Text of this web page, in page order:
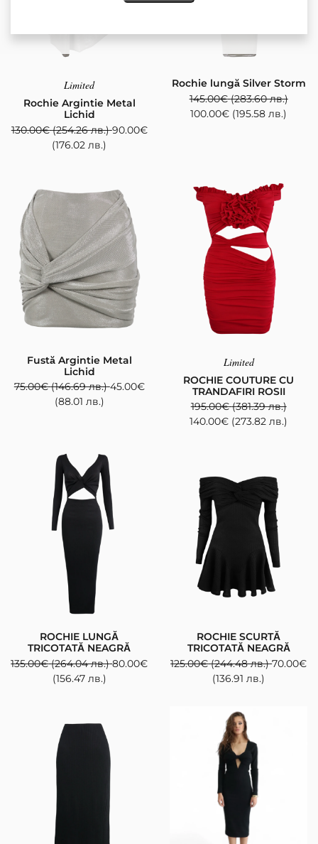
Limited
Rochie Argintie Metal
Lichid
130.00€ (254.26 лв.) 90.00€
(176.02 лв.)
Rochie lungă Silver Storm
145.00€ (283.60 лв.)
100.00€ (195.58 лв.)
Fustă Argintie Metal
Lichid
75.00€ (146.69 лв.) 45.00€
(88.01 лв.)
Limited
ROCHIE COUTURE CU
TRANDAFIRI ROSII
195.00€ (381.39 лв.)
140.00€ (273.82 лв.)
ROCHIE LUNGĂ
TRICOTATĂ NEAGRĂ
135.00€ (264.04 лв.) 80.00€
(156.47 лв.)
ROCHIE SCURTĂ
TRICOTATĂ NEAGRĂ
125.00€ (244.48 лв.) 70.00€
(136.91 лв.)